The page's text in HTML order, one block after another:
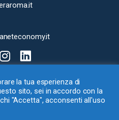
la tua esperienza di
sito, sei in accordo con la
"Accetta", acconsenti all'uso